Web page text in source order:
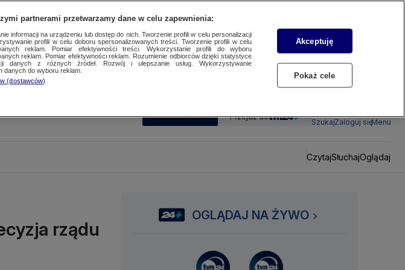
SUBSKRYBUJ Przejdź do
SzukajZaloguj sięMenu
CzytajSłuchajOglądaj
rządu
OGLĄDAJ NA ŻYWO
partnerami przetwarzamy dane w celu zapewnienia:
informacji na urządzeniu lub dostęp do nich. Tworzenie profili w celu personalizacji
profili w celu doboru spersonalizowanych treści. Tworzenie profili w celu
reklam. Pomiar efektywności treści. Wykorzystanie profili do wyboru
reklam. Pomiar efektywności reklam. Rozumienie odbiorców dzięki statystyce
danych z różnych źródeł. Rozwój i ulepszanie usług. Wykorzystywanie
danych do wyboru reklam.
(dostawców)
Akceptuję
Pokaż cele